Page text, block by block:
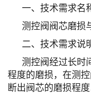
一、技术需求名
测控阀阀芯磨损
二、技术需求说
测控阀经过长时
程度的磨损，在测
断出阀芯的磨损程